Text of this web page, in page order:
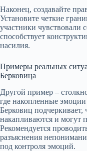
Наконец, создавайте
Установите четкие
участники чувствовали
способствует
насилия.
Примеры реальных
Берковица
Другой пример –
где накопленные
Берковиц
накапливаются и могут
Рекомендуется
разъяснения
под контроля эмоций.